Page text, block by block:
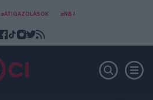
#ÁTIGAZOLÁSOK #NB I